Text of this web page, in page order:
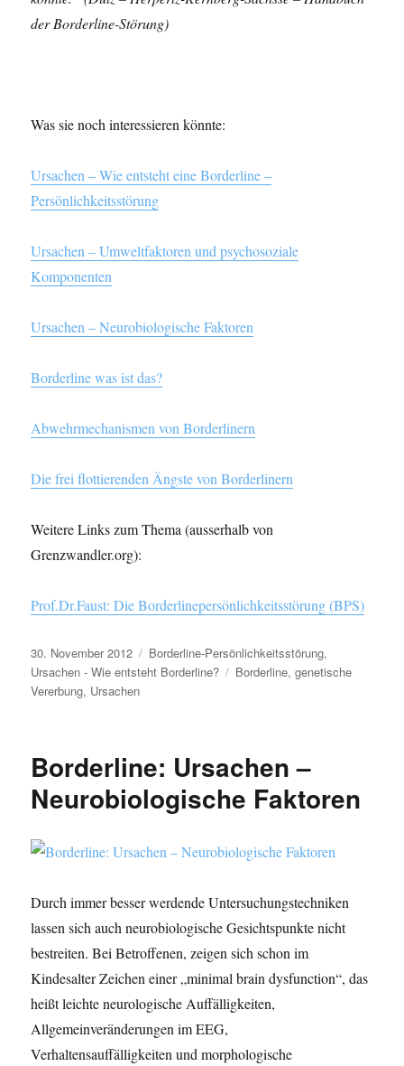
der Borderline-Störung)
Was sie noch interessieren könnte:
Ursachen – Wie entsteht eine Borderline –
Persönlichkeitsstörung
Ursachen – Umweltfaktoren und psychosoziale
Komponenten
Ursachen – Neurobiologische Faktoren
Borderline was ist das?
Abwehrmechanismen von Borderlinern
Die frei flottierenden Ängste von Borderlinern
Weitere Links zum Thema (ausserhalb von
Grenzwandler.org):
Prof.Dr.Faust: Die Borderlinepersönlichkeitsstörung (BPS)
Veröffentlicht
am
30. November 2012 Kategorien
Borderline-Persönlichkeitsstörung,
Ursachen - Wie entsteht Borderline?
Schlagwörter
Borderline,genetische
Vererbung, Ursachen
Borderline: Ursachen –
Neurobiologische Faktoren
Durch immer besser werdende Untersuchungstechniken
lassen sich auch neurobiologische Gesichtspunkte nicht
bestreiten. Bei Betroffenen, zeigen sich schon im
Kindesalter Zeichen einer „minimal brain dysfunction“, das
heißt leichte neurologische Auffälligkeiten,
Allgemeinveränderungen im EEG,
Verhaltensauffälligkeiten und morphologische